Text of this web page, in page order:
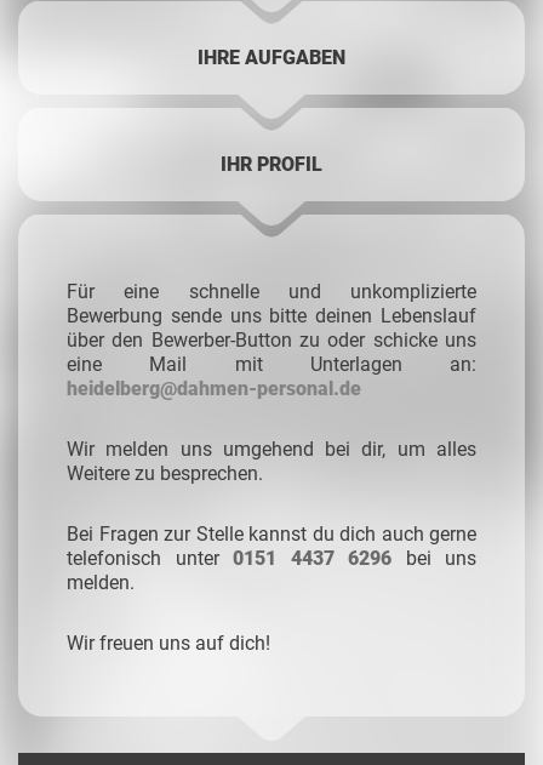
IHRE AUFGABEN
IHR PROFIL
Für eine schnelle und unkomplizierte
Bewerbung sende uns bitte deinen Lebenslauf
über den Bewerber-Button zu oder schicke uns
eine Mail mit Unterlagen an:
heidelberg@dahmen-personal.de
Wir melden uns umgehend bei dir, um alles
Weitere zu besprechen.
Bei Fragen zur Stelle kannst du dich auch gerne
telefonisch unter
0151 4437 6296
bei uns
melden.
Wir freuen uns auf dich!